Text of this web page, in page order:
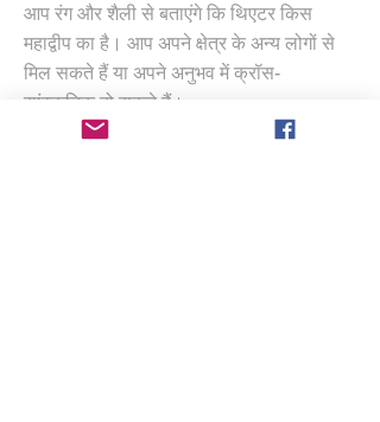
आप रंग और शैली से बताएंगे कि थिएटर किस
महाद्वीप का है। आप अपने क्षेत्र के अन्य लोगों से
मिल सकते हैं या अपने अनुभव में क्रॉस-
सांस्कृतिक हो सकते हैं।